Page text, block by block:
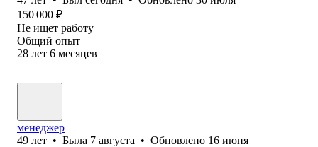
150 000 ₽
Не ищет работу
Общий опыт
28 лет 6 месяцев
менеджер
49 лет • Была 7 августа • Обновлено 16 июня